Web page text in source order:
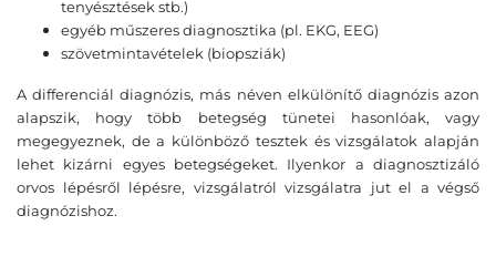
tenyésztések stb.)
egyéb műszeres diagnosztika (pl. EKG, EEG)
szövetmintavételek (biopsziák)
A differenciál diagnózis, más néven elkülönítő diagnózis azon
alapszik, hogy több betegség tünetei hasonlóak, vagy
megegyeznek, de a különböző tesztek és vizsgálatok alapján
lehet kizárni egyes betegségeket. Ilyenkor a diagnosztizáló
orvos lépésről lépésre, vizsgálatról vizsgálatra jut el a végső
diagnózishoz.